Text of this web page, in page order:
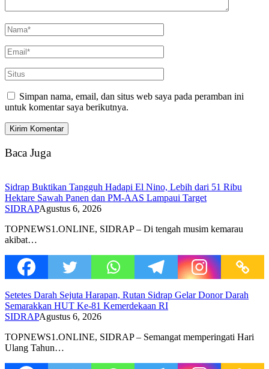
Simpan nama, email, dan situs web saya pada peramban ini
untuk komentar saya berikutnya.
Baca Juga
Sidrap Buktikan Tangguh Hadapi El Nino, Lebih dari 51 Ribu
Hektare Sawah Panen dan PM-AAS Lampaui Target
SIDRAPAgustus 6, 2026
TOPNEWS1.ONLINE, SIDRAP – Di tengah musim kemarau
akibat…
Setetes Darah Sejuta Harapan, Rutan Sidrap Gelar Donor Darah
Semarakkan HUT Ke-81 Kemerdekaan RI
SIDRAPAgustus 6, 2026
TOPNEWS1.ONLINE, SIDRAP – Semangat memperingati Hari
Ulang Tahun…